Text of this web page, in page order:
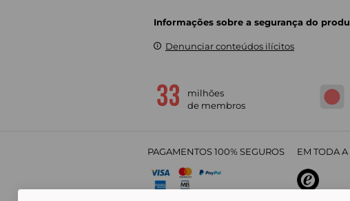
Informações sobre a segurança do
Denunciar conteúdos ilícitos
milhões
de membros
PAGAMENTOS 100% SEGUROS EM TODA